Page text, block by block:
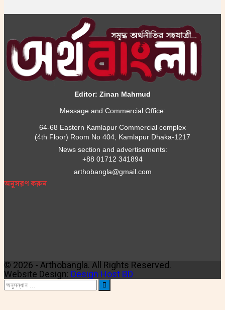
Editor: Zinan Mahmud
Message and Commercial Office:
64-68 Eastern Kamlapur Commercial complex
(4th Floor) Room No 404, Kamlapur Dhaka-1217
News section and advertisements:
+88 01712 341894
arthobangla@gmail.com
অনুসরণ করুন
© 2026 - Arthobangla. All Rights Reserved.
Website Design: Design Host BD